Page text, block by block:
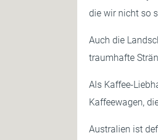
die wir nicht so
Auch die
traumhafte
Als Kaffee-
Kaffeewagen,
Australien ist